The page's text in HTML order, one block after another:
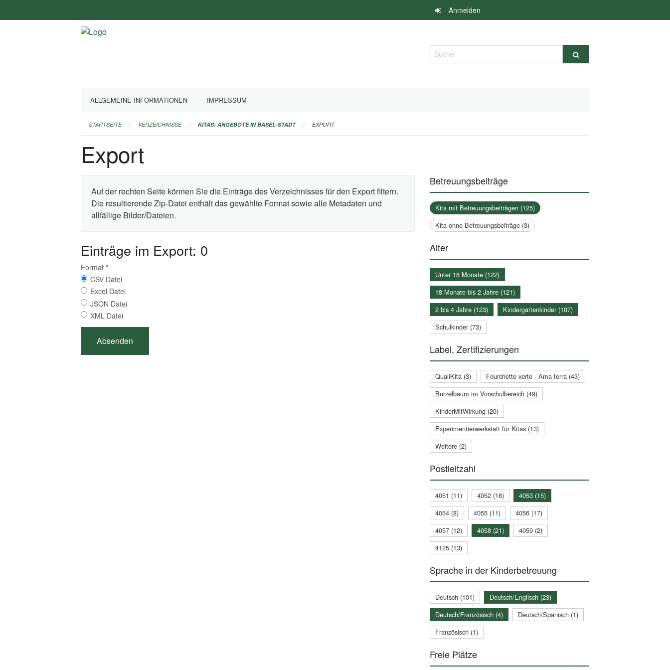
überspringen
Anmelden
Suche
ALLGEMEINE INFORMATIONEN IMPRESSUM
STARTSEITE VERZEICHNISSE KITAS: ANGEBOTE IN BASEL-STADT EXPORT
Export
Auf der rechten Seite können Sie die Einträge des Verzeichnisses für den Export filtern.
Die resultierende Zip-Datei enthält das gewählte Format sowie alle Metadaten und
allfällige Bilder/Dateien.
Einträge im Export: 0
Format *
CSV Datei
Excel Datei
JSON Datei
XML Datei
Betreuungsbeiträge
Kita mit Betreuungsbeiträgen (125)
Kita ohne Betreuungsbeiträge (3)
Alter
Unter 18 Monate (122)
18 Monate bis 2 Jahre (121)
2 bis 4 Jahre (123)
Kindergartenkinder (107)
Schulkinder (73)
Label, Zertifizierungen
QualiKita (3)
Fourchette verte - Ama terra (43)
Burzelbaum im Vorschulbereich (49)
KinderMitWirkung (20)
Experimentierwerkstatt für Kitas (13)
Weitere (2)
Postleitzahl
4051 (11) 4052 (18)
4053 (15)
4054 (8)
4055 (11)
4056 (17)
4057 (12)
4058 (21)
4059 (2)
4125 (13)
Sprache in der Kinderbetreuung
Deutsch (101)
Deutsch/Englisch (23)
Deutsch/Französisch (4)
Deutsch/Spanisch (1)
Französisch (1)
Freie Plätze